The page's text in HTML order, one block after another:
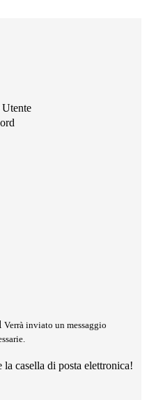
Verrà inviato un messaggio
casella di posta elettronica!